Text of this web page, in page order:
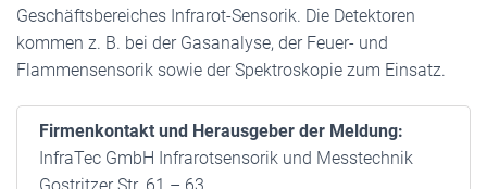
Geschäftsbereiches Infrarot-Sensorik. Die Detektoren
kommen z. B. bei der Gasanalyse, der Feuer- und
Flammensensorik sowie der Spektroskopie zum Einsatz.
Firmenkontakt und Herausgeber der Meldung:
InfraTec GmbH Infrarotsensorik und Messtechnik